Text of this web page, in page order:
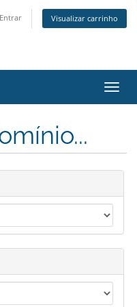
Entrar Visualizar carrinho